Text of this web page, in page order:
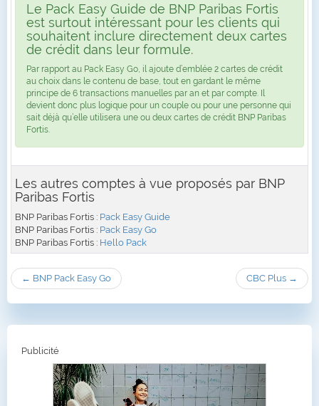
Le Pack Easy Guide de BNP Paribas Fortis
est surtout intéressant pour les clients qui
souhaitent inclure directement deux cartes
de crédit dans leur formule.
Par rapport au Pack Easy Go, il ajoute d’emblée 2 cartes de crédit
au choix dans le contenu de base, tout en gardant le même
principe de 6 transactions manuelles par an et par compte. Il
devient donc plus logique pour un couple ou pour une personne qui
sait déjà qu’elle utilisera une ou deux cartes de crédit BNP Paribas
Fortis.
Les autres comptes à vue proposés par BNP
Paribas Fortis
BNP Paribas Fortis : Pack Easy Guide
BNP Paribas Fortis : Pack Easy Go
BNP Paribas Fortis : Hello Pack
← BNP Pack Easy Go CBC Plus →
Publicité